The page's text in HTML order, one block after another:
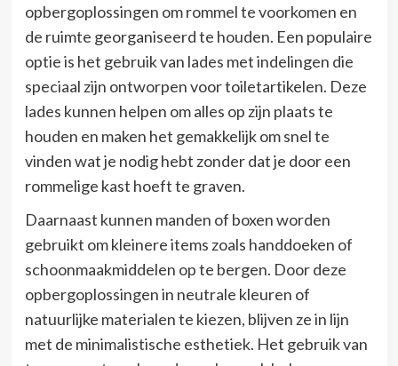
opbergoplossingen om rommel te voorkomen en
de ruimte georganiseerd te houden. Een populaire
optie is het gebruik van lades met indelingen die
speciaal zijn ontworpen voor toiletartikelen. Deze
lades kunnen helpen om alles op zijn plaats te
houden en maken het gemakkelijk om snel te
vinden wat je nodig hebt zonder dat je door een
rommelige kast hoeft te graven.
Daarnaast kunnen manden of boxen worden
gebruikt om kleinere items zoals handdoeken of
schoonmaakmiddelen op te bergen. Door deze
opbergoplossingen in neutrale kleuren of
natuurlijke materialen te kiezen, blijven ze in lijn
met de minimalistische esthetiek. Het gebruik van